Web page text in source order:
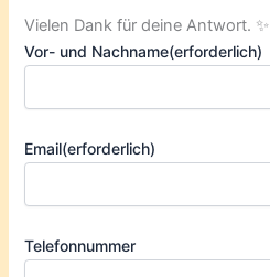
Vielen Dank für deine Antwort. ✨
Vor- und Nachname(erforderlich)
Email(erforderlich)
Telefonnummer